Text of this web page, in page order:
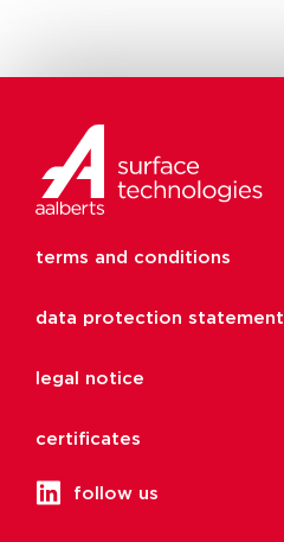
terms and conditions
data protection statement
legal notice
certificates
follow us